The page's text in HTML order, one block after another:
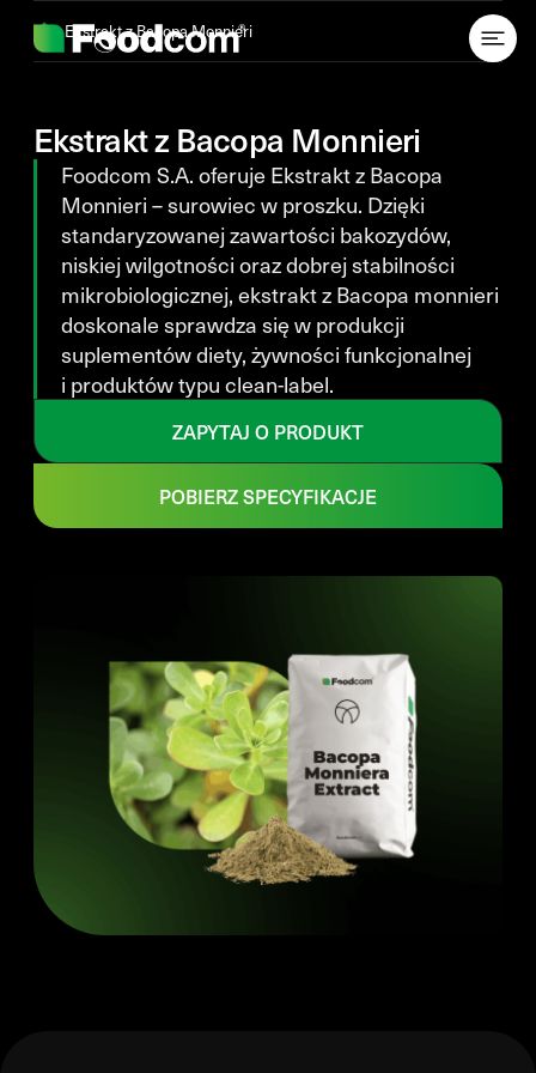
Ekstrakt z Bacopa Monnieri
Ekstrakt z Bacopa Monnieri
Foodcom S.A. oferuje Ekstrakt z Bacopa
Monnieri – surowiec w proszku. Dzięki
standaryzowanej zawartości bakozydów,
niskiej wilgotności oraz dobrej stabilności
mikrobiologicznej, ekstrakt z Bacopa monnieri
doskonale sprawdza się w produkcji
suplementów diety, żywności funkcjonalnej
i produktów typu clean-label.
ZAPYTAJ O PRODUKT
POBIERZ SPECYFIKACJE